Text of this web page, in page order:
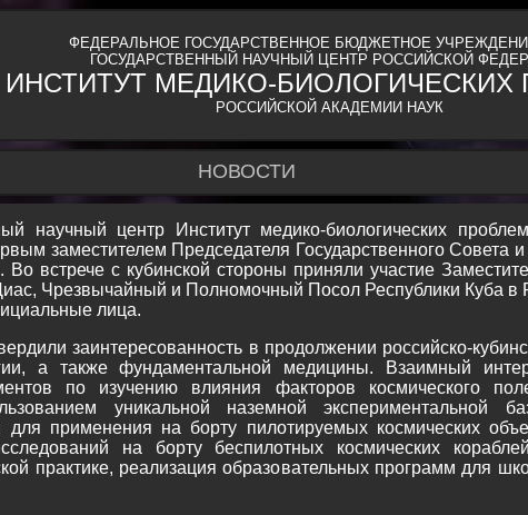
ФЕДЕРАЛЬНОЕ ГОСУДАРСТВЕННОЕ БЮДЖЕТНОЕ
ГОСУДАРСТВЕННЫЙ НАУЧНЫЙ ЦЕНТР РОССИЙСКОЙ
ИНСТИТУТ МЕДИКО-БИОЛОГИЧЕСКИХ
РОССИЙСКОЙ АКАДЕМИИ НАУК
НОВОСТИ
научный центр Институт медико-биологических
заместителем Председателя Государственного Совета
встрече с кубинской стороны приняли участие
Чрезвычайный и Полномочный Посол Республики Куба
лица.
заинтересованность в продолжении российско-
а также фундаментальной медицины. Взаимный
по изучению влияния факторов космического
уникальной наземной
для применения на борту пилотируемых космических
на борту беспилотных космических
практике, реализация образовательных программ для